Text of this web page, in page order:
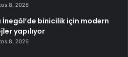
8, 2026
İnegöl’de binicilik için modern
yapılıyor
8, 2026